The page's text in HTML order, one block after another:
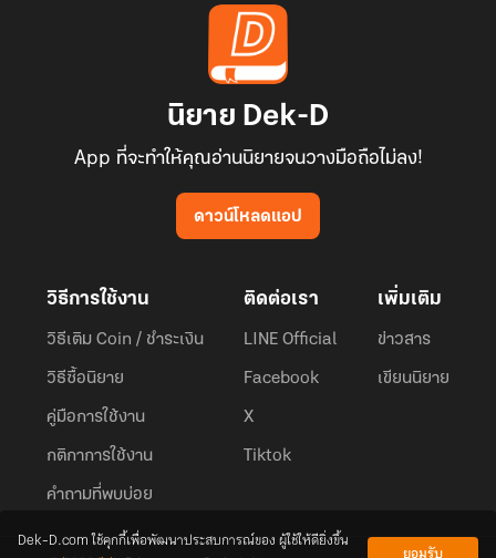
นิยาย Dek-D
App ที่จะทำให้คุณอ่านนิยายจนวางมือถือไม่ลง!
ดาวน์โหลดแอป
วิธีการใช้งาน
วิธีเติม Coin / ชำระเงิน
วิธีซื้อนิยาย
คู่มือการใช้งาน
กติกาการใช้งาน
คำถามที่พบบ่อย
ติดต่อเรา
LINE Official
Facebook
X
Tiktok
เพิ่มเติม
ข่าวสาร
เขียนนิยาย
Dek-D.com ใช้คุกกี้เพื่อพัฒนาประสบการณ์ของ ผู้ใช้ให้ดียิ่งขึ้น